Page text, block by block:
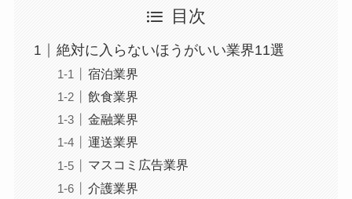
目次
絶対に入らないほうがいい業界11選
宿泊業界
飲食業界
金融業界
運送業界
マスコミ広告業界
介護業界